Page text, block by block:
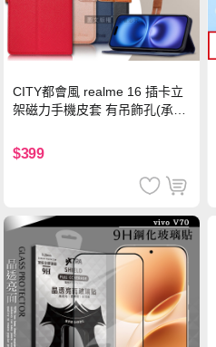
CITY都會風 realme 16 插卡立
架磁力手機皮套 有吊飾孔(承諾
$399